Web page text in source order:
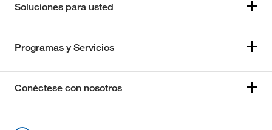
Soluciones para usted
Programas y Servicios
Conéctese con nosotros